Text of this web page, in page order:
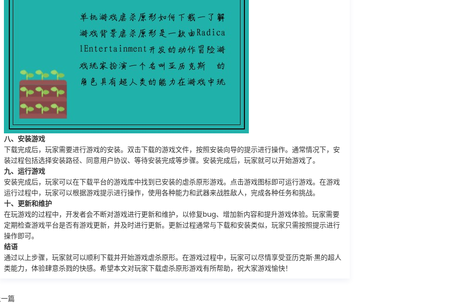
八、安装游戏
下载完成后，玩家需要进行游戏的安装。双击下载的游戏文件，按照安装向导的提示进行操作。通常情况下，安
装过程包括选择安装路径、同意用户协议、等待安装完成等步骤。安装完成后，玩家就可以开始游戏了。
九、运行游戏
安装完成后，玩家可以在下载平台的游戏库中找到已安装的虐杀原形游戏。点击游戏图标即可运行游戏。在游戏
运行过程中，玩家可以根据游戏提示进行操作，使用各种能力和武器来战胜敌人，完成各种任务和挑战。
十、更新和维护
在玩游戏的过程中，开发者会不断对游戏进行更新和维护，以修复bug、增加新内容和提升游戏体验。玩家需要
定期检查游戏平台是否有游戏更新，并及时进行更新。更新过程通常与下载和安装类似，玩家只需按照提示进行
操作即可。
结语
通过以上步骤，玩家就可以顺利下载并开始游戏虐杀原形。在游戏过程中，玩家可以尽情享受亚历克斯·黒的超人
类能力，体验肆意杀戮的快感。希望本文对玩家下载虐杀原形游戏有所帮助，祝大家游戏愉快！
篇